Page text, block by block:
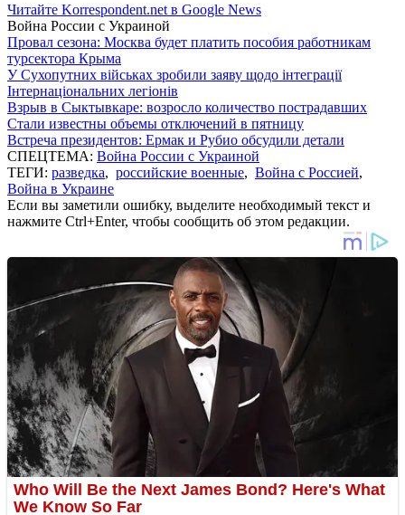
Читайте Korrespondent.net в Google News
Война России с Украиной
Провал сезона: Москва будет платить пособия работникам
турсектора Крыма
У Сухопутних військах зробили заяву щодо інтеграції
Інтернаціональних легіонів
Взрыв в Сыктывкаре: возросло количество пострадавших
Стали известны объемы отключений в пятницу
Встреча президентов: Ермак и Рубио обсудили детали
СПЕЦТЕМА: Война России с Украиной
ТЕГИ: разведка, российские военные, Война с Россией,
Война в Украине
Если вы заметили ошибку, выделите необходимый текст и
нажмите Ctrl+Enter, чтобы сообщить об этом редакции.